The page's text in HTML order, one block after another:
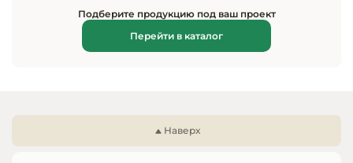
Подберите продукцию под ваш проект
Перейти в каталог
Наверх